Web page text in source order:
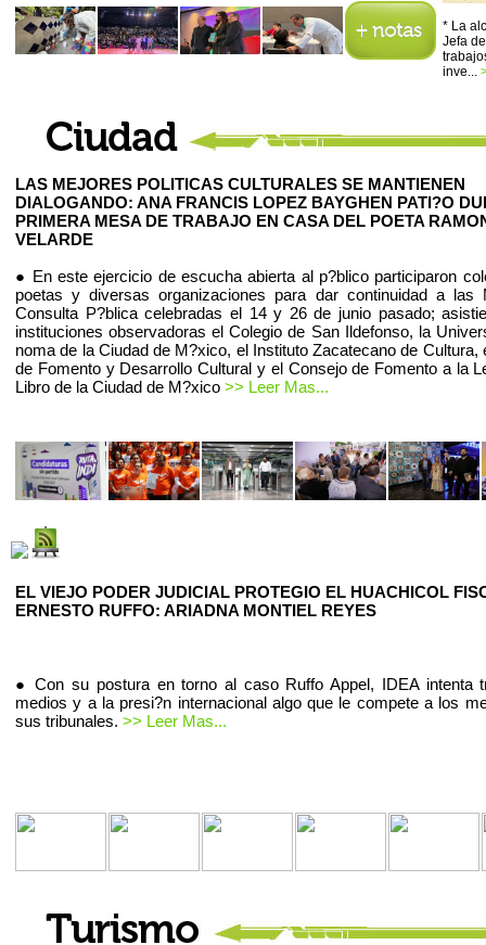
* La
Jefa
inve...
LAS MEJORES POLITICAS CULTURALES SE MANTIENEN
DIALOGANDO: ANA FRANCIS LOPEZ BAYGHEN PATI?O
PRIMERA MESA DE TRABAJO EN CASA DEL POETA
VELARDE
● En este ejercicio de escucha abierta al p?blico participaron
poetas y diversas organizaciones para dar continuidad a las
Consulta P?blica celebradas el 14 y 26 de junio pasado;
instituciones observadoras el Colegio de San Ildefonso, la
noma de la Ciudad de M?xico, el Instituto Zacatecano de Cultura,
de Fomento y Desarrollo Cultural y el Consejo de Fomento a la
Libro de la Ciudad de M?xico >> Leer Mas...
EL VIEJO PODER JUDICIAL PROTEGIO EL HUACHICOL
ERNESTO RUFFO: ARIADNA MONTIEL REYES
● Con su postura en torno al caso Ruffo Appel, IDEA intenta
medios y a la presi?n internacional algo que le compete a los
sus tribunales. >> Leer Mas...